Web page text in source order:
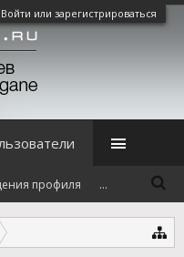
Войти или зарегистрироваться
профиля ...